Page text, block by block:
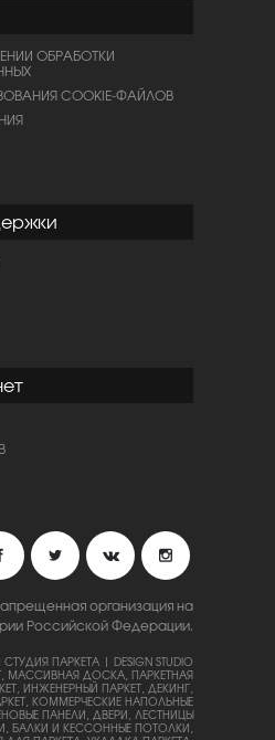
ОБРАБОТКИ
COOKIE-ФАЙЛОВ
организация на
Российской Федерации.
ПАРКЕТА | DESIGN STUDIO
МАССИВНАЯ ДОСКА, ПАРКЕТНАЯ
ИНЖЕНЕРНЫЙ ПАРКЕТ, ДЕКИНГ,
КОММЕРЧЕСКИЕ НАПОЛЬНЫЕ
ПАНЕЛИ, ДВЕРИ, ЛЕСТНИЦЫ
БАЛКИ И КЕССОННЫЕ ПОТОЛКИ,